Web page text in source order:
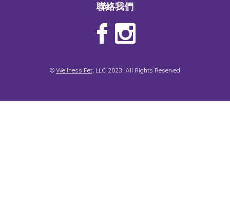
聯絡我們
© Wellness Pet, LLC 2023. All Rights Reserved